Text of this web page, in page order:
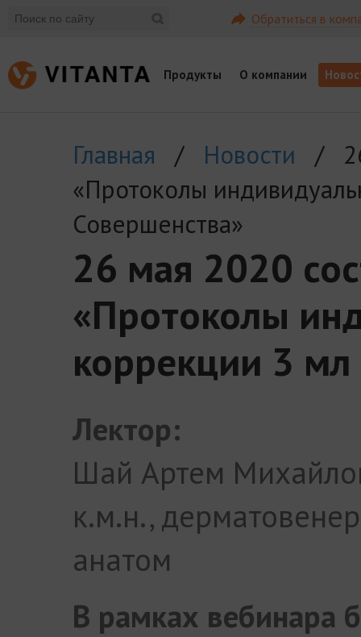
Обратиться в
Продукты О компании
Главная / Новости / 26
«Протоколы
Совершенства»
26 мая 2020
«Протоколы
коррекции 3
Лектор:
Шай Артем
к.м.н.,
анатом
В рамках вебинара